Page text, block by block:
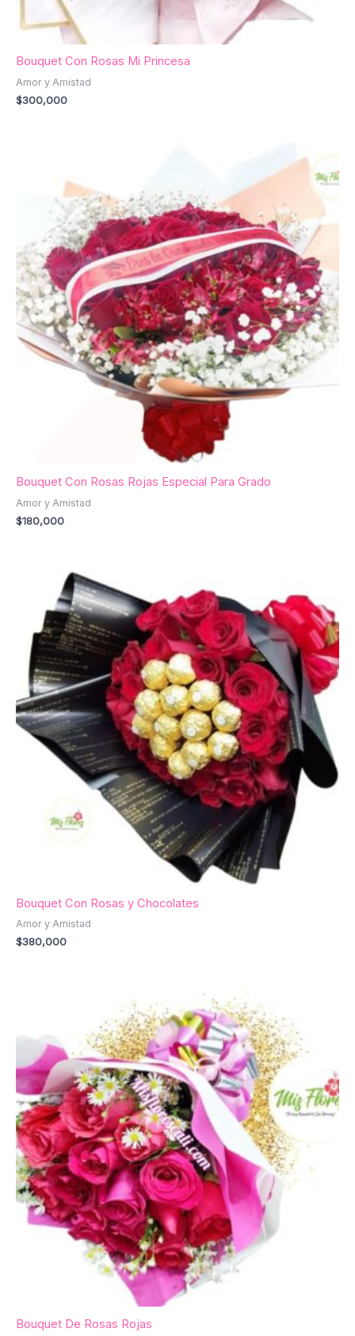
Bouquet Con Rosas Mi Princesa
Amor y Amistad
$300,000
Bouquet Con Rosas Rojas Especial Para Grado
Amor y Amistad
$180,000
Bouquet Con Rosas y Chocolates
Amor y Amistad
$380,000
Bouquet De Rosas Rojas